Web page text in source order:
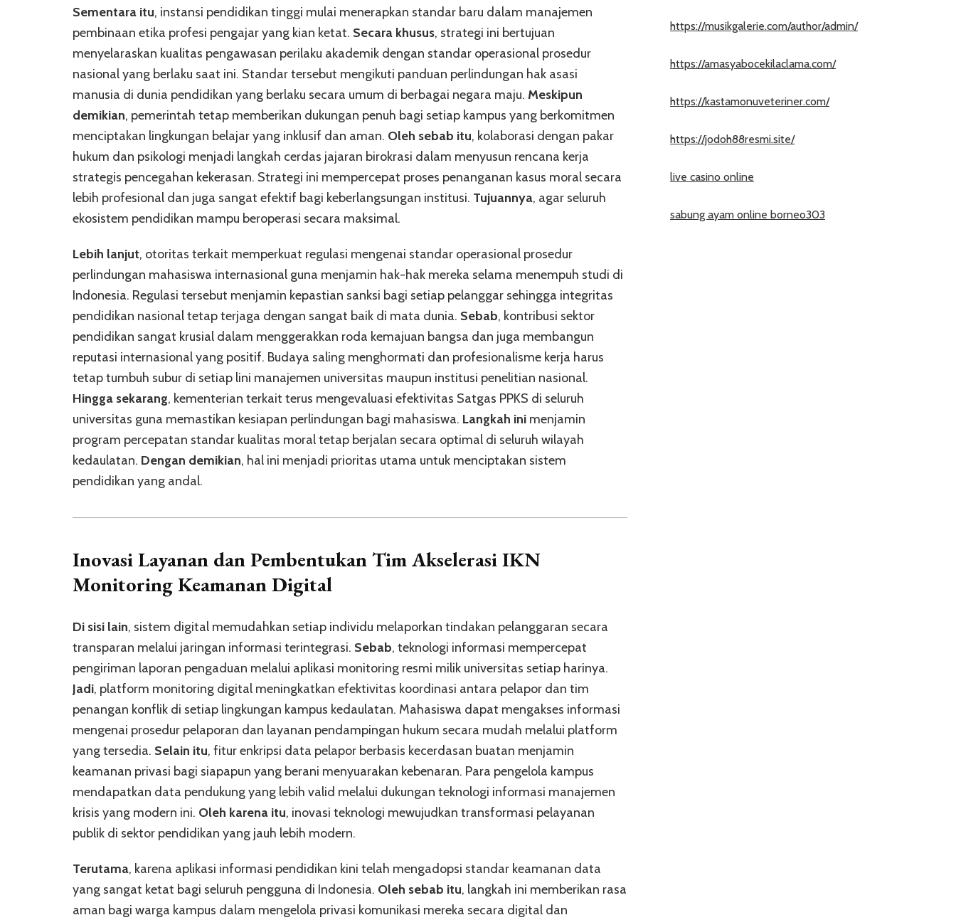
Sementara itu, instansi pendidikan tinggi mulai menerapkan standar baru dalam manajemen
pembinaan etika profesi pengajar yang kian ketat. Secara khusus, strategi ini bertujuan
menyelaraskan kualitas pengawasan perilaku akademik dengan standar operasional prosedur
nasional yang berlaku saat ini. Standar tersebut mengikuti panduan perlindungan hak asasi
manusia di dunia pendidikan yang berlaku secara umum di berbagai negara maju. Meskipun
demikian, pemerintah tetap memberikan dukungan penuh bagi setiap kampus yang berkomitmen
menciptakan lingkungan belajar yang inklusif dan aman. Oleh sebab itu, kolaborasi dengan pakar
hukum dan psikologi menjadi langkah cerdas jajaran birokrasi dalam menyusun rencana kerja
strategis pencegahan kekerasan. Strategi ini mempercepat proses penanganan kasus moral secara
lebih profesional dan juga sangat efektif bagi keberlangsungan institusi. Tujuannya, agar seluruh
ekosistem pendidikan mampu beroperasi secara maksimal.
Lebih lanjut, otoritas terkait memperkuat regulasi mengenai standar operasional prosedur
perlindungan mahasiswa internasional guna menjamin hak-hak mereka selama menempuh studi di
Indonesia. Regulasi tersebut menjamin kepastian sanksi bagi setiap pelanggar sehingga integritas
pendidikan nasional tetap terjaga dengan sangat baik di mata dunia. Sebab, kontribusi sektor
pendidikan sangat krusial dalam menggerakkan roda kemajuan bangsa dan juga membangun
reputasi internasional yang positif. Budaya saling menghormati dan profesionalisme kerja harus
tetap tumbuh subur di setiap lini manajemen universitas maupun institusi penelitian nasional.
Hingga sekarang, kementerian terkait terus mengevaluasi efektivitas Satgas PPKS di seluruh
universitas guna memastikan kesiapan perlindungan bagi mahasiswa. Langkah ini menjamin
program percepatan standar kualitas moral tetap berjalan secara optimal di seluruh wilayah
kedaulatan. Dengan demikian, hal ini menjadi prioritas utama untuk menciptakan sistem
pendidikan yang andal.
Inovasi Layanan danPembentukan Tim Akselerasi IKN
Monitoring Keamanan Digital
Di sisi lain, sistem digital memudahkan setiap individu melaporkan tindakan pelanggaran secara
transparan melalui jaringan informasi terintegrasi. Sebab, teknologi informasi mempercepat
pengiriman laporan pengaduan melalui aplikasi monitoring resmi milik universitas setiap harinya.
Jadi, platform monitoring digital meningkatkan efektivitas koordinasi antara pelapor dan tim
penangan konflik di setiap lingkungan kampus kedaulatan. Mahasiswa dapat mengakses informasi
mengenai prosedur pelaporan dan layanan pendampingan hukum secara mudah melalui platform
yang tersedia. Selain itu, fitur enkripsi data pelapor berbasis kecerdasan buatan menjamin
keamanan privasi bagi siapapun yang berani menyuarakan kebenaran. Para pengelola kampus
mendapatkan data pendukung yang lebih valid melalui dukungan teknologi informasi manajemen
krisis yang modern ini. Oleh karena itu, inovasi teknologi mewujudkan transformasi pelayanan
publik di sektor pendidikan yang jauh lebih modern.
Terutama, karena aplikasi informasi pendidikan kini telah mengadopsi standar keamanan data
yang sangat ketat bagi seluruh pengguna di Indonesia. Oleh sebab itu, langkah ini memberikan rasa
aman bagi warga kampus dalam mengelola privasi komunikasi mereka secara digital dan
https://musikgalerie.com/author/admin/
https://amasyabocekilaclama.com/
https://kastamonuveteriner.com/
https://jodoh88resmi.site/
live casino online
sabung ayam online borneo303